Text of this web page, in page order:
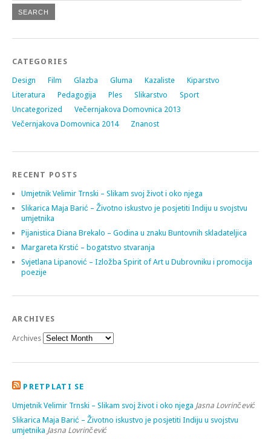
CATEGORIES
Design Film Glazba Gluma Kazaliste
Kiparstvo
Literatura
Pedagogija Ples Slikarstvo
Sport
Uncategorized
Večernjakova Domovnica 2013
Večernjakova Domovnica 2014
Znanost
RECENT POSTS
Umjetnik Velimir Trnski – Slikam svoj život i oko njega
Slikarica Maja Barić – Životno iskustvo je posjetiti Indiju u svojstvu
umjetnika
Pijanistica Diana Brekalo – Godina u znaku Buntovnih skladateljica
Margareta Krstić – bogatstvo stvaranja
Svjetlana Lipanović – Izložba Spirit of Art u Dubrovniku i promocija
poezije
ARCHIVES
Archives
PRETPLATI SE
Umjetnik Velimir Trnski – Slikam svoj život i oko njega Jasna Lovrinčević
Slikarica Maja Barić – Životno iskustvo je posjetiti Indiju u svojstvu
umjetnika Jasna Lovrinčević